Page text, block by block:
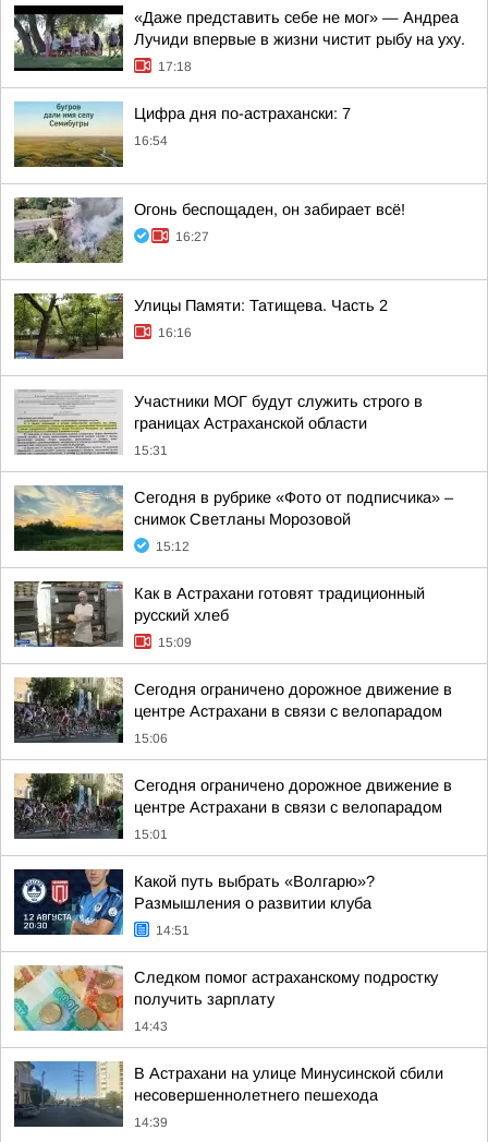
«Даже представить себе не мог» — Андреа
Лучиди впервые в жизни чистит рыбу на уху.
17:18
Цифра дня по-астрахански: 7
16:54
Огонь беспощаден, он забирает всё!
16:27
Улицы Памяти: Татищева. Часть 2
16:16
Участники МОГ будут служить строго в
границах Астраханской области
15:31
Сегодня в рубрике «Фото от подписчика» –
снимок Светланы Морозовой
15:12
Как в Астрахани готовят традиционный
русский хлеб
15:09
Сегодня ограничено дорожное движение в
центре Астрахани в связи с велопарадом
15:06
Сегодня ограничено дорожное движение в
центре Астрахани в связи с велопарадом
15:01
Какой путь выбрать «Волгарю»?
Размышления о развитии клуба
14:51
Следком помог астраханскому подростку
получить зарплату
14:43
В Астрахани на улице Минусинской сбили
несовершеннолетнего пешехода
14:39